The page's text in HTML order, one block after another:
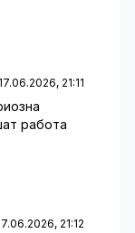
17.06.2026, 21:11
работа
21:12